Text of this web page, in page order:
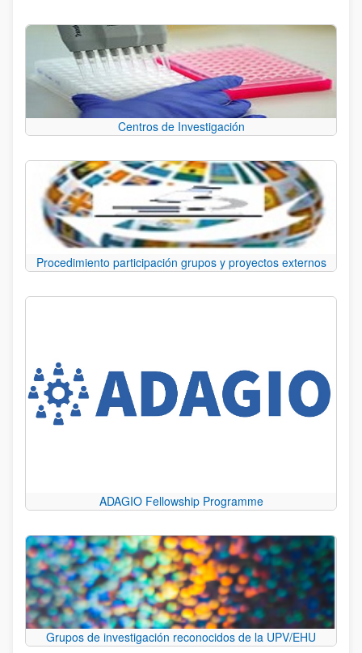
Centros de Investigación
Procedimiento participación grupos y proyectos externos
ADAGIO Fellowship Programme
Grupos de investigación reconocidos de la UPV/EHU